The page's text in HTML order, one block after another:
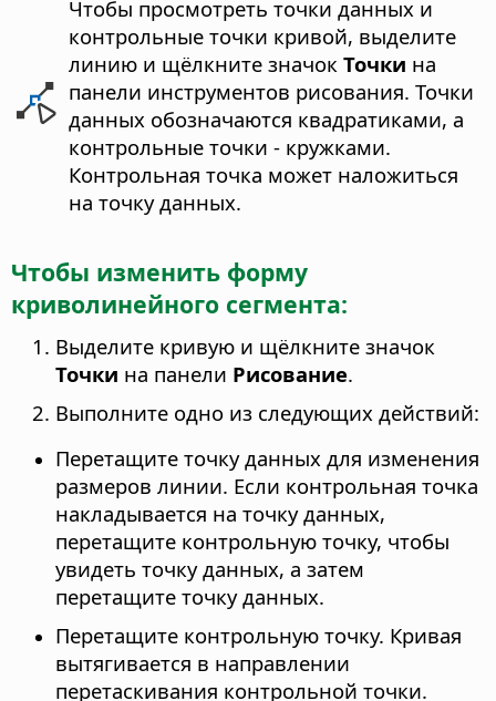
Чтобы просмотреть точки данных и
контрольные точки кривой, выделите
линию и щёлкните значокТочки на
панели инструментов рисования. Точки
данных обозначаются квадратиками, а
контрольные точки - кружками.
Контрольная точка может наложиться
на точку данных.
Чтобы изменить форму
криволинейного сегмента:
Выделите кривую и щёлкните значок
Точки на панели Рисование.
Выполните одно из следующих действий:
Перетащите точку данных для изменения
размеров линии. Если контрольная точка
накладывается на точку данных,
перетащите контрольную точку, чтобы
увидеть точку данных, а затем
перетащите точку данных.
Перетащите контрольную точку. Кривая
вытягивается в направлении
перетаскивания контрольной точки.